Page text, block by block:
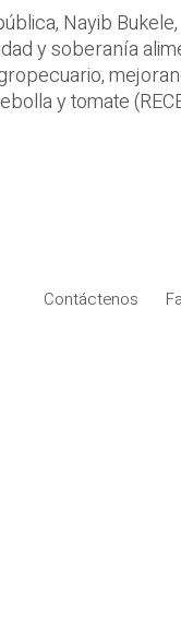
Nayib
y soberanía
y tomate
Contáctenos